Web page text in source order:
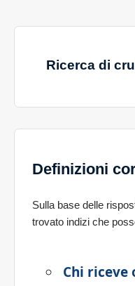
Ricerca di
Definizioni
Sulla base delle
trovato indizi che
Chi riceve